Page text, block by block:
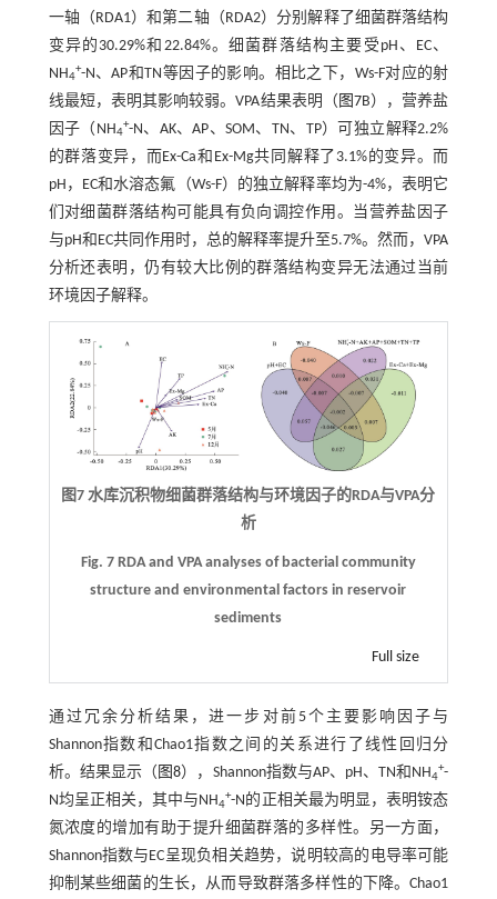
一轴（RDA1）和第二轴（RDA2）分别解释了细菌群落结构
变异的30.29%和22.84%。细菌群落结构主要受pH、EC、
NH4
+-N、AP和TN等因子的影响。相比之下，Ws-F对应的射
线最短，表明其影响较弱。VPA结果表明（ 图7B），营养盐
因子（NH4
+-N、AK、AP、SOM、TN、TP）可独立解释2.2%
的群落变异，而Ex-Ca和Ex-Mg共同解释了3.1%的变异。而
pH，EC和水溶态氟（Ws-F）的独立解释率均为-4%，表明它
们对细菌群落结构可能具有负向调控作用。当营养盐因子
与pH和EC共同作用时，总的解释率提升至5.7%。然而，VPA
分析还表明，仍有较大比例的群落结构变异无法通过当前
环境因子解释。
图7 水库沉积物细菌群落结构与环境因子的RDA与VPA分
析
Fig. 7 RDA and VPA analyses of bacterial community
structure and environmental factors in reservoir
sediments
Full size
通过冗余分析结果，进一步对前5个主要影响因子与
Shannon指数和Chao1指数之间的关系进行了线性回归分
析。结果显示（ 图8），Shannon指数与AP、pH、TN和NH4
+-
N均呈正相关，其中与NH4
+-N的正相关最为明显，表明铵态
氮浓度的增加有助于提升细菌群落的多样性。另一方面，
Shannon指数与EC呈现负相关趋势，说明较高的电导率可能
抑制某些细菌的生长，从而导致群落多样性的下降。Chao1